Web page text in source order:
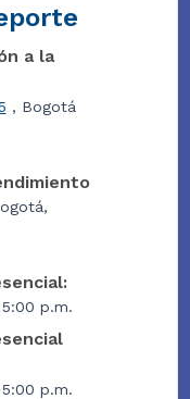
a la
, Bogotá
p.m.
p.m.